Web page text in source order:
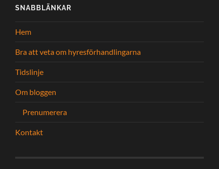
SNABBLÄNKAR
Hem
Bra att veta om hyresförhandlingarna
Tidslinje
Om bloggen
Prenumerera
Kontakt